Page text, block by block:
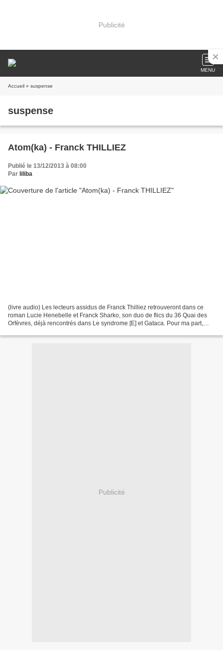
Publicité
MENU
Accueil » suspense
suspense
Atom(ka) - Franck THILLIEZ
Publié le 13/12/2013 à 08:00
Par liliba
(livre audio) Les lecteurs assidus de Franck Thilliez retrouveront dans ce
roman Lucie Henebelle et Franck Sharko, son duo de flics du 36 Quai des
Orfèvres, déjà rencontrés dans Le syndrome [E] et Gataca. Pour ma part,
Publicité